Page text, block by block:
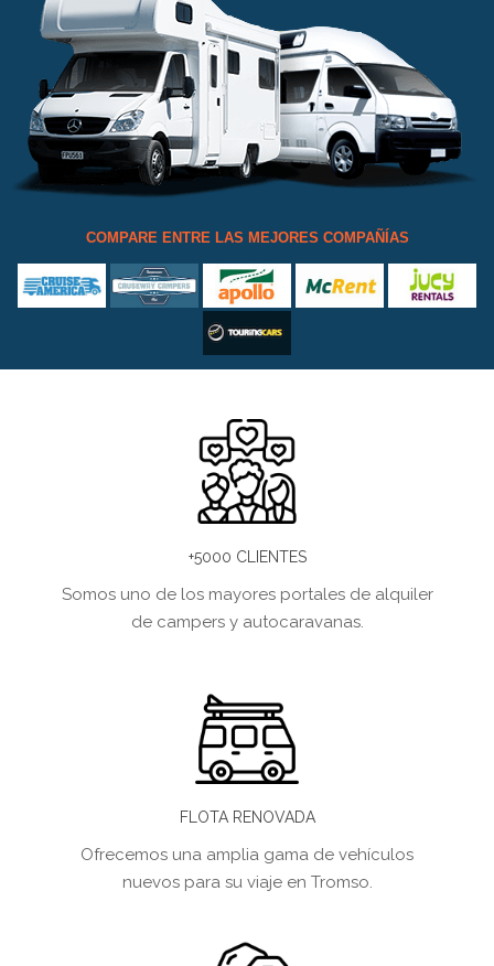
COMPARE ENTRE LAS MEJORES COMPAÑÍAS
+5000 CLIENTES
Somos uno de los mayores portales de alquiler
de campers y autocaravanas.
FLOTA RENOVADA
Ofrecemos una amplia gama de vehículos
nuevos para su viaje en Tromso.